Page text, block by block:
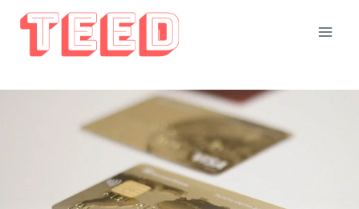
Doorgaan
naar
inhoud